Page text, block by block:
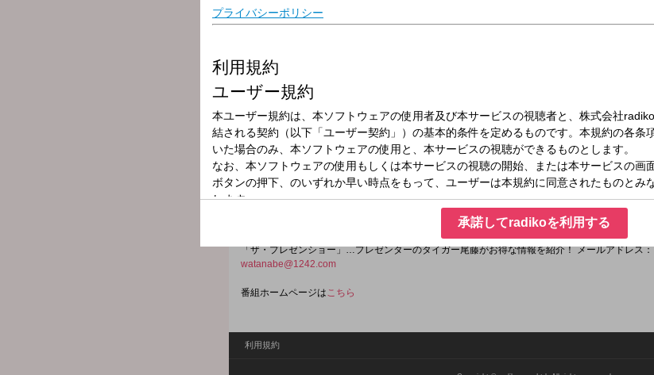
放送局
放送時間
2024年8月18日（日）18:00～18:40
番組名
渡部陽一 明日へ喝！
世界を知る戦場カメラマン・渡部陽一がお届けするプログラム。
「B級ウォッチ」…世界の面白ニュースを独自の視点で紹介！
「宮﨑千尋のラーメン応援団！」…注目＆オススメの最新ラーメンを取り上げます！
「ザ・プレゼンショー」…プレゼンターのタイガー尾藤がお得な情報を紹介！ メールアドレス：
watanabe@1242.com
番組ホームページはこちら
利用規約
承諾してradikoを利用する